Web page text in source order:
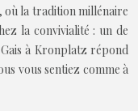
où la tradition millénaire
la convivialité : un de
à Kronplatz répond
vous sentiez comme à